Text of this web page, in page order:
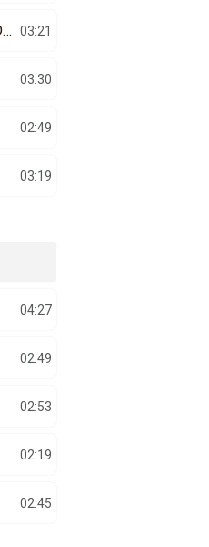
COSTI X VALI VIJELIE X PALERU X BABOIASH X ADI VL X JEAN DE LA CRAIOVA X LIVIU PUȘTIU X ANISHA – INIMA NU MINTE 03:21
03:30
02:49
03:19
04:27
02:49
02:53
02:19
02:45